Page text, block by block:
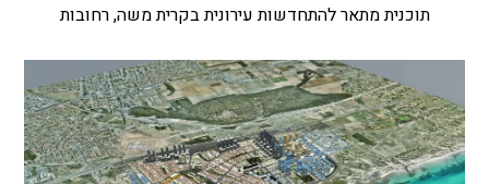
תוכנית מתאר להתחדשות עירונית בקרית משה, רחובות